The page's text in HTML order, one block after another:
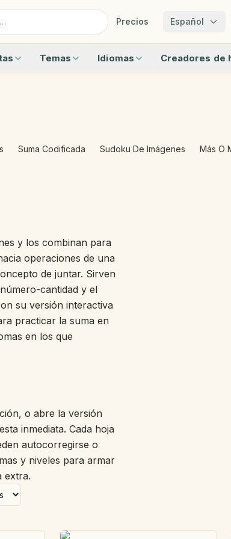
Precios Español
Marco de diez
Diez
preescolar
decenas y unidades
ilustradas
cuentos
corazón
abierta
números
Temas
Animales
Clima
Idiomas
Inglés
Creadores de
Suma
Grande O
Suma Codificada Sudoku De Imágenes Más O
y los combinan para
operaciones de una
de juntar. Sirven
cantidad y el
su versión interactiva
practicar la suma en
en los que
o abre la versión
inmediata. Cada hoja
autocorregirse o
y niveles para armar
extra.